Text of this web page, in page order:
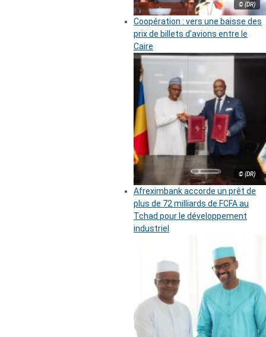
© (DR)
Coopération : vers une baisse des
prix de billets d’avions entre le
Caire
© (DR)
Afreximbank accorde un prêt de
plus de 72 milliards de FCFA au
Tchad pour le développement
industriel